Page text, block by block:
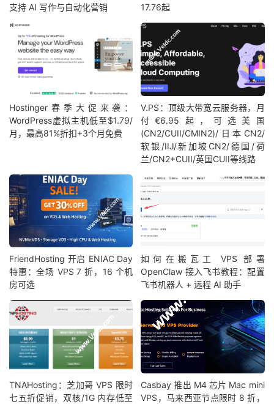
支持 AI 写作与自动化营销
17.76起
Hostinger春季大促来袭：
WordPress虚拟主机低至$1.79/
月，最高81%折扣+3个月免费
V.PS：顶级大带宽云服务器，月
付€6.95起，可选美国
(CN2/CUII/CMIN2)/日本CN2/
软银/IIJ/新加坡CN2/德国/荷
兰/CN2+CUII/英国CUII等线路
FriendHosting 开启 ENIAC Day
特惠：全场 VPS 7 折，16 个机
房可选
如何在搬瓦工 VPS 部署
OpenClaw 接入飞书教程：配置
飞书机器人 + 远程 AI 助手
TNAHosting：芝加哥 VPS 限时
七五折促销，双核/1G 内存低至
Casbay 推出 M4 芯片 Mac mini
VPS，马来西亚节点限时 8 折，